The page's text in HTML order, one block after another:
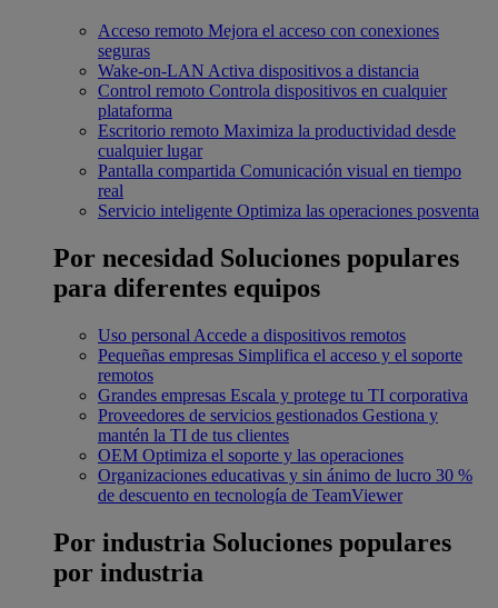
Acceso remoto Mejora el acceso con conexiones
seguras
Wake-on-LAN Activa dispositivos a distancia
Control remoto Controla dispositivos en cualquier
plataforma
Escritorio remoto Maximiza la productividad desde
cualquier lugar
Pantalla compartida Comunicación visual en tiempo
real
Servicio inteligente Optimiza las operaciones posventa
Por necesidad Soluciones populares
para diferentes equipos
Uso personal Accede a dispositivos remotos
Pequeñas empresas Simplifica el acceso y el soporte
remotos
Grandes empresas Escala y protege tu TI corporativa
Proveedores de servicios gestionados Gestiona y
mantén la TI de tus clientes
OEM Optimiza el soporte y las operaciones
Organizaciones educativas y sin ánimo de lucro 30 %
de descuento en tecnología de TeamViewer
Por industria Soluciones populares
por industria